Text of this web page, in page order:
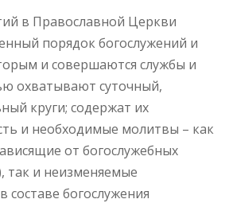
в Православной Церкви
порядок богослужений и
и совершаются службы и
охватывают суточный,
круги; содержат их
и необходимые молитвы – как
от богослужебных
так и неизменяемые
составе богослужения